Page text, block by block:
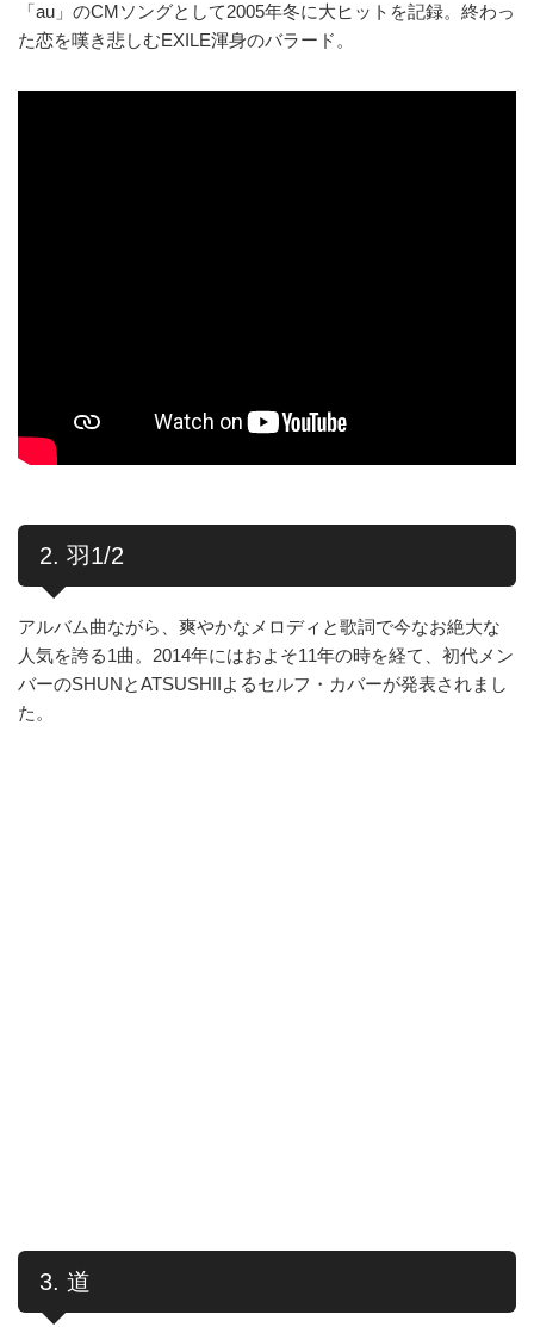
「au」のCMソングとして2005年冬に大ヒットを記録。終わっ
た恋を嘆き悲しむEXILE渾身のバラード。
2. 羽1/2
アルバム曲ながら、爽やかなメロディと歌詞で今なお絶大な
人気を誇る1曲。2014年にはおよそ11年の時を経て、初代メン
バーのSHUNとATSUSHIIよるセルフ・カバーが発表されまし
た。
3. 道